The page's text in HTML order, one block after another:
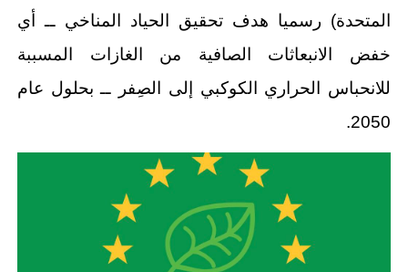
المتحدة) رسميا هدف تحقيق الحياد المناخي ــ أي
خفض الانبعاثات الصافية من الغازات المسببة
للانحباس الحراري الكوكبي إلى الصِفر ــ بحلول عام
2050.